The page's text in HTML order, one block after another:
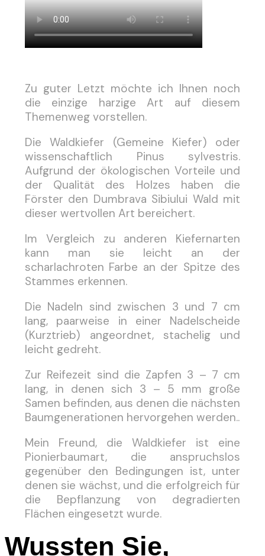
Zu guter Letzt möchte ich Ihnen noch
die einzige harzige Art auf diesem
Themenweg vorstellen.
Die Waldkiefer (Gemeine Kiefer) oder
wissenschaftlich Pinus sylvestris.
Aufgrund der ökologischen Vorteile und
der Qualität des Holzes haben die
Förster den Dumbrava Sibiului Wald mit
dieser wertvollen Art bereichert.
Im Vergleich zu anderen Kiefernarten
kann man sie leicht an der
scharlachroten Farbe an der Spitze des
Stammes erkennen.
Die Nadeln sind zwischen 3 und 7 cm
lang, paarweise in einer Nadelscheide
(Kurztrieb) angeordnet, stachelig und
leicht gedreht.
Zur Reifezeit sind die Zapfen 3 – 7 cm
lang, in denen sich 3 – 5 mm große
Samen befinden, aus denen die nächsten
Baumgenerationen hervorgehen werden..
Mein Freund, die Waldkiefer ist eine
Pionierbaumart, die anspruchslos
gegenüber den Bedingungen ist, unter
denen sie wächst, und die erfolgreich für
die Bepflanzung von degradierten
Flächen eingesetzt wurde.
Wussten Sie,